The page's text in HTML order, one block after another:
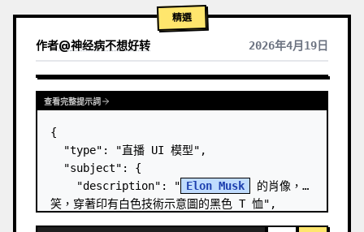
精選
作者@神经病不想好转 2026年4月19日
查看完整提示詞
{
  "type": "直播 UI 模型",
  "subject": {
    "description": "
Elon Musk
的肖像，微
笑，穿著印有白色技術示意圖的黑色 T 恤",